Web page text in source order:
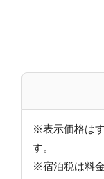
※表示価格は
す。
※宿泊税は料